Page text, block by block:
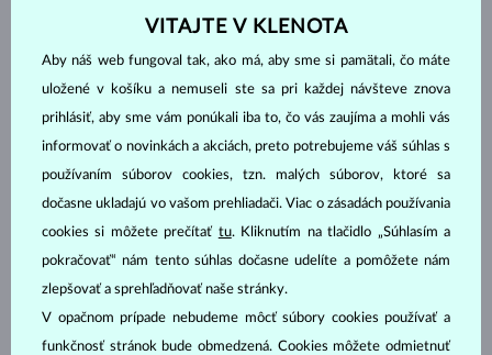
BIELE ZLATO
AKVAMARÍN & DIAMANT
822 €
BIELE ZLATO
TANZANIT
866 €
VITAJTE V KLENOTA
Aby náš web fungoval tak, ako má, aby sme si pamätali, čo máte
uložené v košíku a nemuseli ste sa pri každej návšteve znova
prihlásiť, aby sme vám ponúkali iba to, čo vás zaujíma a mohli vás
informovať o novinkách a akciách, preto potrebujeme váš súhlas s
používaním súborov cookies, tzn. malých súborov, ktoré sa
dočasne ukladajú vo vašom prehliadači. Viac o zásadách používania
cookies si môžete prečítať tu. Kliknutím na tlačidlo „Súhlasím a
pokračovať“ nám tento súhlas dočasne udelíte a pomôžete nám
zlepšovať a sprehľadňovať naše stránky.
V opačnom prípade nebudeme môcť súbory cookies používať a
funkčnosť stránok bude obmedzená. Cookies môžete odmietnuť